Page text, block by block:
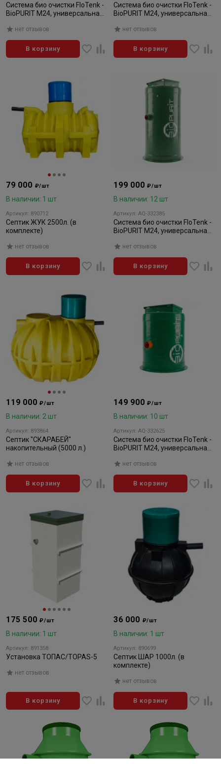
Система био очистки FloTenk -
BioPURIT М24, универсальная,
нет отзывов
В корзину
Система био очистки FloTenk -
BioPURIT М24, универсальная,
нет отзывов
В корзину
79 000 ₽/шт
В наличии: 1 шт
Артикул: 890712
Септик ЖУК 2500л. (в
комплекте)
нет отзывов
В корзину
199 000₽/шт
В наличии: 12 шт
Артикул: AQ-332385
Система био очистки FloTenk -
BioPURIT М24, универсальная,
нет отзывов
В корзину
119 000₽/шт
В наличии: 2 шт
Артикул: 893864
Септик "СКАРАБЕЙ"
накопительный (5000 л.)
нет отзывов
В корзину
149 900₽/шт
В наличии: 10 шт
Артикул: AQ-332625
Система био очистки FloTenk -
BioPURIT М24, универсальная,
нет отзывов
В корзину
175 500₽/шт
В наличии: 1 шт
Артикул: 891358
Установка ТОПАС/TOPAS-5
нет отзывов
В корзину
36 000 ₽/шт
В наличии: 1 шт
Артикул: 890699
Септик ШАР 1000л. (в
комплекте)
нет отзывов
В корзину